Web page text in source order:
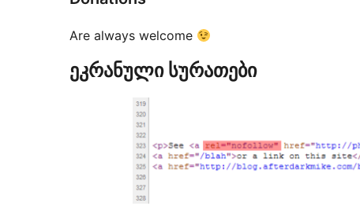
Are always welcome
ეკრანული სურათები